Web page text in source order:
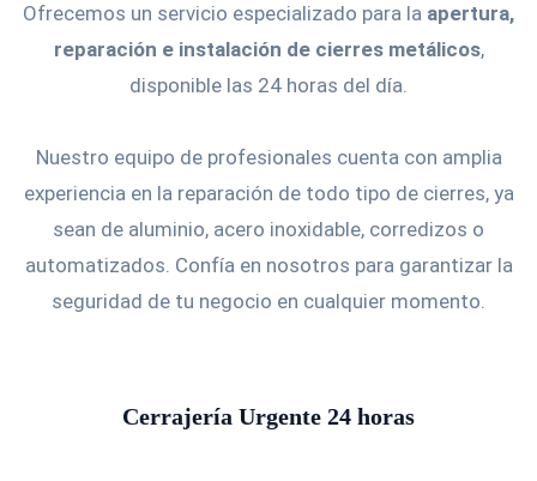
Ofrecemos un servicio especializado para la apertura,
reparación e instalación de cierres metálicos,
disponible las 24 horas del día.
Nuestro equipo de profesionales cuenta con amplia
experiencia en la reparación de todo tipo de cierres, ya
sean de aluminio, acero inoxidable, corredizos o
automatizados. Confía en nosotros para garantizar la
seguridad de tu negocio en cualquier momento.
Cerrajería Urgente 24 horas